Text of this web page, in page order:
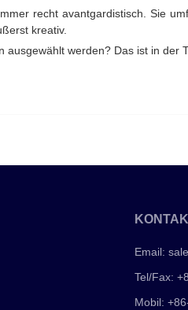
recht avantgardistisch. Sie
kreativ.
werden? Das ist in der
Email:
Tel/Fax:
Mobil: